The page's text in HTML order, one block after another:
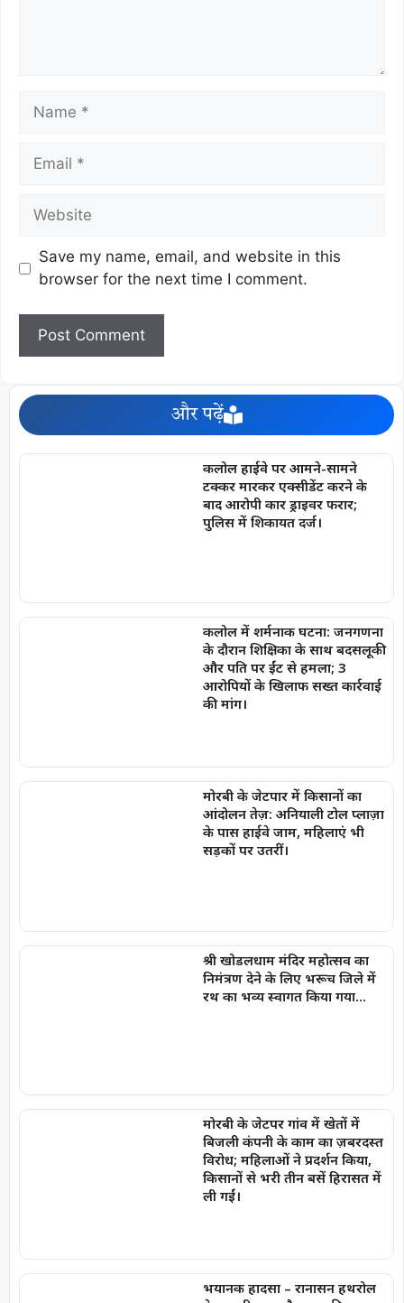
Save my name, email, and website in this
browser for the next time I comment.
और पढ़ें
कलोल हाईवे पर आमने-सामने
टक्कर मारकर एक्सीडेंट करने के
बाद आरोपी कार ड्राइवर फरार;
पुलिस में शिकायत दर्ज।
कलोल में शर्मनाक घटना: जनगणना
के दौरान शिक्षिका के साथ बदसलूकी
और पति पर ईंट से हमला; 3
आरोपियों के खिलाफ सख्त कार्रवाई
की मांग।
मोरबी के जेटपार में किसानों का
आंदोलन तेज़: अनियाली टोल प्लाज़ा
के पास हाईवे जाम, महिलाएं भी
सड़कों पर उतरीं।
श्री खोडलधाम मंदिर महोत्सव का
निमंत्रण देने के लिए भरूच जिले में
रथ का भव्य स्वागत किया गया…
मोरबी के जेटपर गांव में खेतों में
बिजली कंपनी के काम का ज़बरदस्त
विरोध; महिलाओं ने प्रदर्शन किया,
किसानों से भरी तीन बसें हिरासत में
ली गईं।
भयानक हादसा – रानासन हथरोल